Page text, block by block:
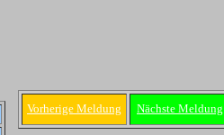
Vorherige Meldung Nächste Meldung